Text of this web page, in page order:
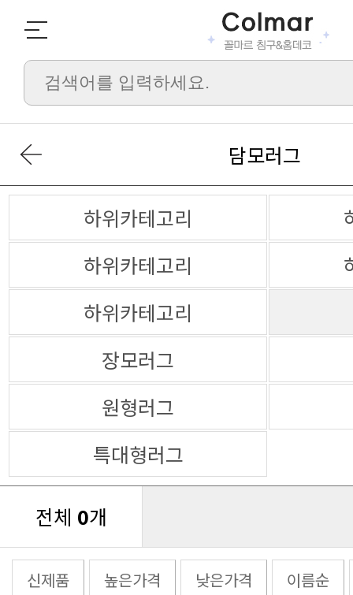
담모러그
하위카테고리
하위카테고리
하위카테고리
장모러그
원형러그
특대형러그
전체 0개
신제품 높은가격 낮은가격 이름순